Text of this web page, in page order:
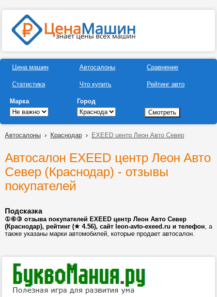
Цена машин
Статистика
Автосалоны
Что купить
Сравнение
Рейтинг авто
Марка Город
Автосалоны › Краснодар › EXEED центр Леон Авто Север
Автосалон EXEED центр Леон Авто
Север (Краснодар) - отзывы
покупателей
Подсказка
①⑥③ отзыва покупателей EXEED центр Леон Авто Север
(Краснодар), рейтинг (★ 4.56), сайт leon-avto-exeed.ru и телефон, а
также указаны марки автомобилей, которые продает автосалон.